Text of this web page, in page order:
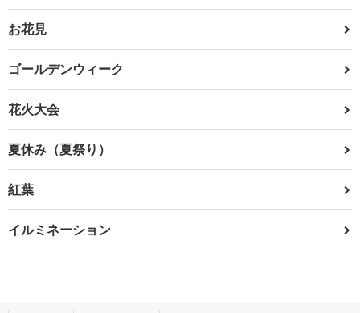
お花見
ゴールデンウィーク
花火大会
夏休み（夏祭り）
紅葉
イルミネーション